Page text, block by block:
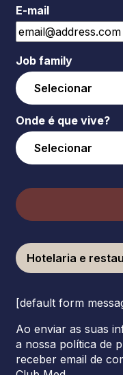
E-mail
Job family
Onde é que vive?
Hotelaria e
[default form
Ao enviar as suas
a nossa política de
receber email de